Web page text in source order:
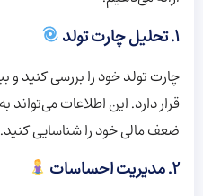
۱. تحلیل چارت تولد
چارت تولد خود را بررسی کنید و
قرار دارد. این اطلاعات
ضعف مالی خود را شناسایی کنید.
۲. مدیریت احساسات